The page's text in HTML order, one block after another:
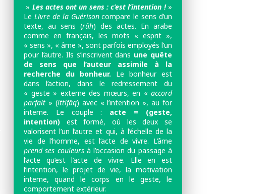
» Les actes ont un sens : c’est l’intention !»
Le Livre de la Guérisoncompare le sens d’un
texte, au sens (rûh) des actes. En arabe
comme en français, les mots « esprit »,
« sens », « âme », sont parfois employés l’un
pour l’autre. Ils s’inscrivent dans une quête
de sens que l’auteur assimile à la
recherche du bonheur. Le bonheur est
dans l’action, dans le redressement du
« geste » externe des mœurs, en « accord
parfait » (ittifâq) avec « l’intention », au for
interne. Le couple : acte = (geste,
intention) est formé, où les deux se
valorisent l’un l’autre et qui, à l’échelle de la
vie de l’homme, est l’acte de vivre. L’âme
prend ses couleursà l’occasion du passage à
l’acte qu’est l’acte de vivre. Elle en est
l’intention, le projet de vie, la motivation
interne, quand le corps en le geste, le
comportement extérieur.